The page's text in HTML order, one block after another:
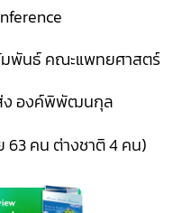
พันธ์ คณะแพทยศาสตร์
องค์พิพัฒนกุล
63 คน ต่างชาติ 4 คน)